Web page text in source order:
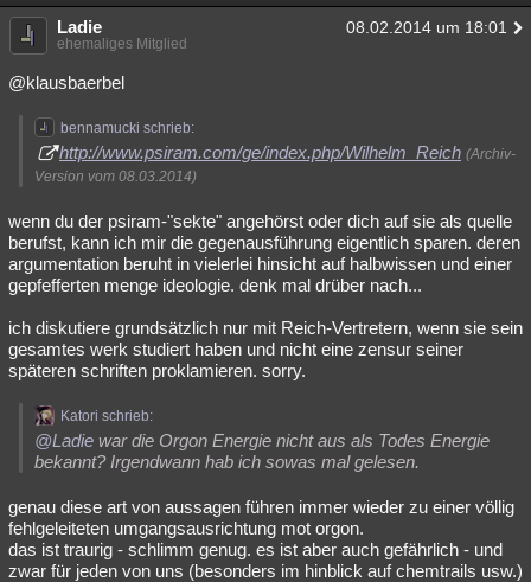
Ladie 08.02.2014 um 18:01
ehemaliges Mitglied
@klausbaerbel
bennamucki schrieb:
http://www.psiram.com/ge/index.php/Wilhelm_Reich (Archiv-
Version vom 08.03.2014)
wenn du der psiram-"sekte" angehörst oder dich auf sie als quelle
berufst, kann ich mir die gegenausführung eigentlich sparen. deren
argumentation beruht in vielerlei hinsicht auf halbwissen und einer
gepfefferten menge ideologie. denk mal drüber nach...
ich diskutiere grundsätzlich nur mit Reich-Vertretern, wenn sie sein
gesamtes werk studiert haben und nicht eine zensur seiner
späteren schriften proklamieren. sorry.
Katori schrieb:
@Ladie war die Orgon Energie nicht aus als Todes Energie
bekannt? Irgendwann hab ich sowas mal gelesen.
genau diese art von aussagen führen immer wieder zu einer völlig
fehlgeleiteten umgangsausrichtung mot orgon.
das ist traurig - schlimm genug. es ist aber auch gefährlich - und
zwar für jeden von uns (besonders im hinblick auf chemtrails usw.)